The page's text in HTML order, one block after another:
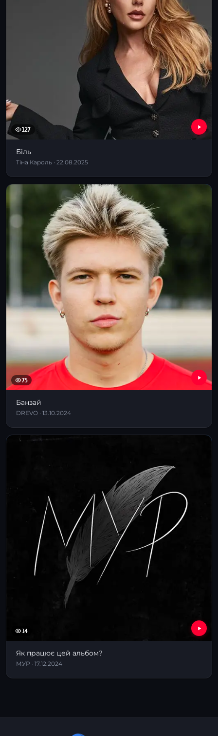
127
Біль
Тіна Кароль · 22.08.2025
75
Банзай
DREVO · 13.10.2024
14
Як працює цей альбом?
МУР · 17.12.2024